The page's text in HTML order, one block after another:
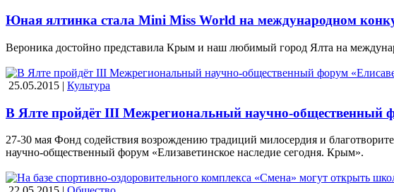
Юная ялтинка стала Mini Miss World на международном
Вероника достойно представила Крым и наш любимый город Ялта на
25.05.2015 | Культура
В Ялте пройдёт III Межрегиональный научно-общественный
27-30 мая Фонд содействия возрождению традиций милосердия и
научно-общественный форум «Елизаветинское наследие сегодня. Крым».